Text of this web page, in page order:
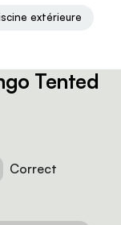
extérieure
Tented
Correct